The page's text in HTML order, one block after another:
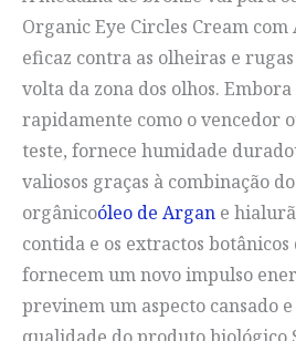
Organic Eye Circles Cream com
eficaz contra as olheiras e
volta da zona dos olhos.
rapidamente como o vencedor
teste, fornece humidade
valiosos graças à combinação
orgânicoóleo de Argan e
contida e os extractos
fornecem um novo impulso
previnem um aspecto cansado e